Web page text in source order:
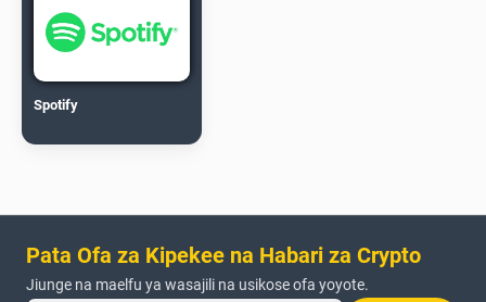
Spotify
Pata Ofa za Kipekee na Habari za Crypto
Jiunge na maelfu ya wasajili na usikose ofa yoyote.